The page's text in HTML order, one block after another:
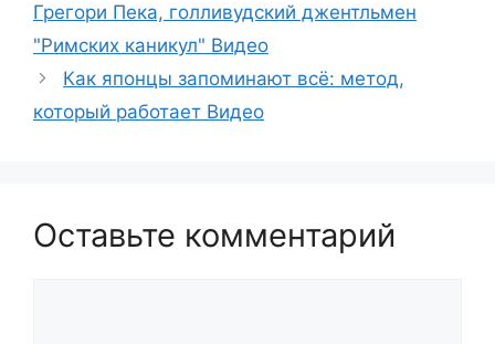
Грегори Пека, голливудский джентльмен
"Римских каникул" Видео
Как японцы запоминают всё: метод,
который работает Видео
Оставьте комментарий